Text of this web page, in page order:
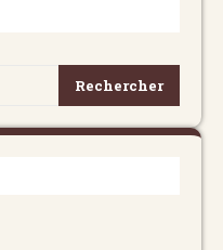
Rechercher